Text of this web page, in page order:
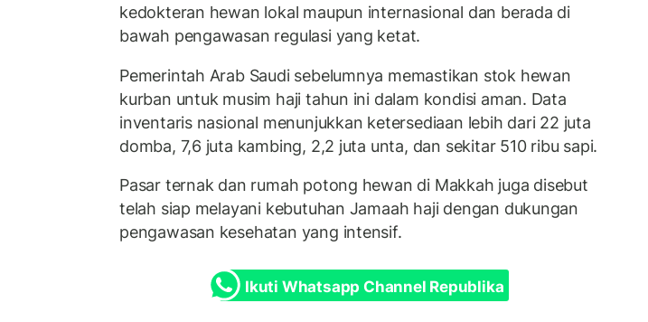
kedokteran hewan lokal maupun internasional dan berada di
bawah pengawasan regulasi yang ketat.
Pemerintah Arab Saudi sebelumnya memastikan stok hewan
kurban untuk musim haji tahun ini dalam kondisi aman. Data
inventaris nasional menunjukkan ketersediaan lebih dari 22 juta
domba, 7,6 juta kambing, 2,2 juta unta, dan sekitar 510 ribu sapi.
Pasar ternak dan rumah potong hewan di Makkah juga disebut
telah siap melayani kebutuhan Jamaah haji dengan dukungan
pengawasan kesehatan yang intensif.
Ikuti Whatsapp Channel Republika